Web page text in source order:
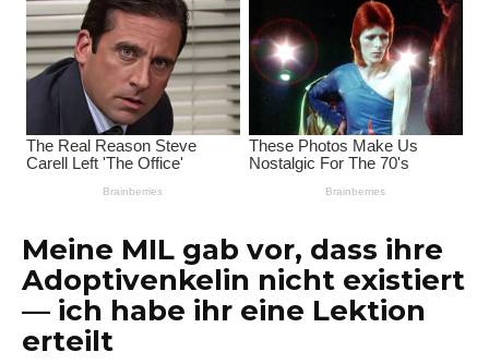
Meine MIL gab vor, dass ihre
Adoptivenkelin nicht existiert
— ich habe ihr eine Lektion
erteilt